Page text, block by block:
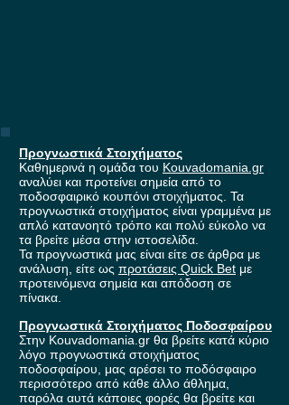
Προγνωστικά Στοιχήματος
Καθημερινά η ομάδα του Kouvadomania.gr
αναλύει και προτείνει σημεία από το
ποδοσφαιρικό κουπόνι στοιχήματος. Τα
προγνωστικά στοιχήματος είναι γραμμένα με
απλό κατανοητό τρόπο και πολύ εύκολο να
τα βρείτε μέσα στην ιστοσελίδα.
Τα προγνωστικά μας είναι είτε σε άρθρα με
ανάλυση, είτε ως προτάσεις Quick Bet με
προτεινόμενα σημεία και απόδοση σε
πίνακα.
Προγνωστικά Στοιχήματος Ποδοσφαίρου
Στην Kouvadomania.gr θα βρείτε κατά κύριο
λόγο προγνωστικά στοιχήματος
ποδοσφαίρου, μας αρέσει το ποδόσφαιρο
περισσότερο από κάθε άλλο άθλημα,
παρόλα αυτά κάποιες φορές θα βρείτε και